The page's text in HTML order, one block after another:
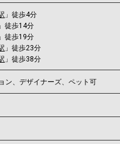
」徒歩4分
」徒歩14分
」徒歩19分
」徒歩23分
」徒歩38分
ン、デザイナーズ、ペット可